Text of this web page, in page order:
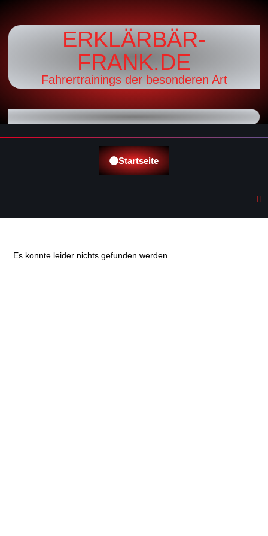
ERKLÄRBÄR-
FRANK.DE
Fahrertrainings der besonderen Art
Startseite
Es konnte leider nichts gefunden werden.